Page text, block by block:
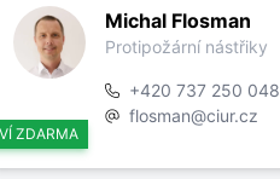
ZDARMA
Michal Flosman
Protipožární nástřiky
+420 737 250 048
flosman@ciur.cz